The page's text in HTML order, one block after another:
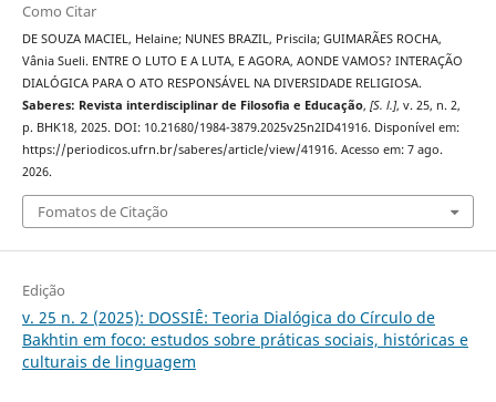
Como Citar
DE SOUZA MACIEL, Helaine; NUNES BRAZIL, Priscila; GUIMARÃES ROCHA,
Vânia Sueli. ENTRE O LUTO E A LUTA, E AGORA, AONDE VAMOS? INTERAÇÃO
DIALÓGICA PARA O ATO RESPONSÁVEL NA DIVERSIDADE RELIGIOSA.
Saberes: Revista interdisciplinar de Filosofia e Educação, [S. l.], v. 25, n. 2,
p. BHK18, 2025. DOI: 10.21680/1984-3879.2025v25n2ID41916. Disponível em:
https://periodicos.ufrn.br/saberes/article/view/41916. Acesso em: 7 ago.
2026.
Fomatos de Citação
Edição
v. 25 n. 2 (2025): DOSSIÊ: Teoria Dialógica do Círculo de
Bakhtin em foco: estudos sobre práticas sociais, históricas e
culturais de linguagem